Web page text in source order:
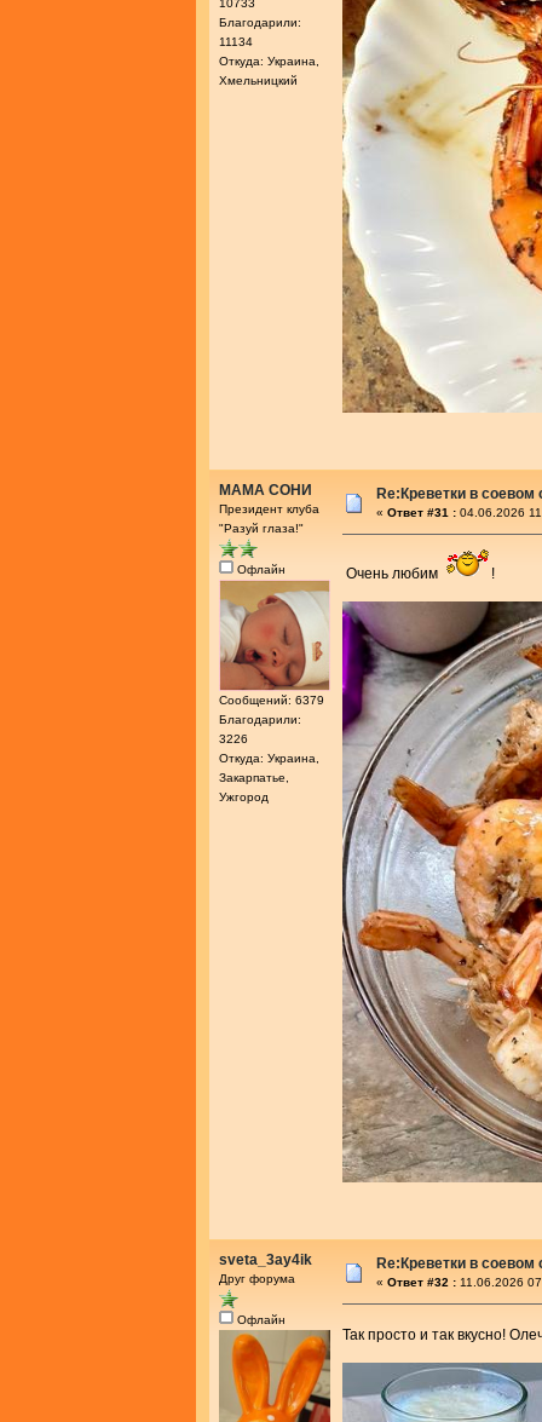
10733
Благодарили:
11134
Откуда: Украина,
Хмельницкий
МАМА СОНИ
Президент клуба
"Разуй глаза!"
Офлайн
Сообщений: 6379
Благодарили:
3226
Откуда: Украина,
Закарпатье,
Ужгород
Re:Креветки в
« Ответ #31 : 04.06.2026
Очень любим !
sveta_3ay4ik
Друг форума
Офлайн
Re:Креветки в
« Ответ #32 : 11.06.2026
Так просто и так вкусно!